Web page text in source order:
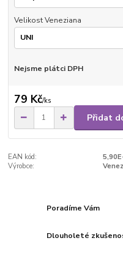
Velikost Veneziana
Nejsme plátci DPH
79 Kč/ks
Přidat
EAN kód:
Výrobce:
Poradíme Vám
Dlouholeté